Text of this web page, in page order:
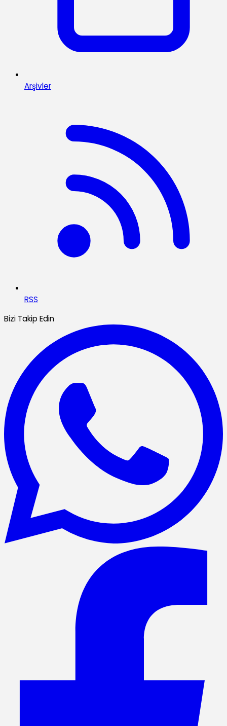
Arşivler
RSS
Bizi Takip Edin